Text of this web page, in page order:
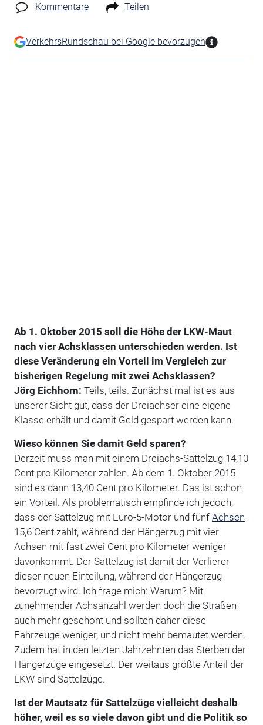
Kommentare Teilen
VerkehrsRundschau bei Google bevorzugen
Ab 1. Oktober 2015 soll die Höhe der LKW-Maut
nach vier Achsklassen unterschieden werden. Ist
diese Veränderung ein Vorteil im Vergleich zur
bisherigen Regelung mit zwei Achsklassen?
Jörg Eichhorn: Teils, teils. Zunächst mal ist es aus
unserer Sicht gut, dass der Dreiachser eine eigene
Klasse erhält und damit Geld gespart werden kann.
Wieso können Sie damit Geld sparen?
Derzeit muss man mit einem Dreiachs-Sattelzug 14,10
Cent pro Kilometer zahlen. Ab dem 1. Oktober 2015
sind es dann 13,40 Cent pro Kilometer. Das ist schon
ein Vorteil. Als problematisch empfinde ich jedoch,
dass der Sattelzug mit Euro-5-Motor und fünf Achsen
15,6 Cent zahlt, während der Hängerzug mit vier
Achsen mit fast zwei Cent pro Kilometer weniger
davonkommt. Der Sattelzug ist damit der Verlierer
dieser neuen Einteilung, während der Hängerzug
bevorzugt wird. Ich frage mich: Warum? Mit
zunehmender Achsanzahl werden doch die Straßen
auch mehr geschont und sollten daher diese
Fahrzeuge weniger, und nicht mehr bemautet werden.
Zudem hat in den letzten Jahrzehnten das Sterben der
Hängerzüge eingesetzt. Der weitaus größte Anteil der
LKW sind Sattelzüge.
Ist der Mautsatz für Sattelzüge vielleicht deshalb
höher, weil es so viele davon gibt und die Politik so